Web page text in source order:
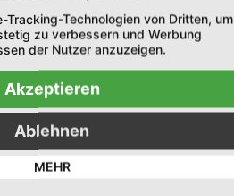
Tracking-Technologien von Dritten, um
zu verbessern und Werbung
der Nutzer anzuzeigen.
Akzeptieren
Ablehnen
MEHR